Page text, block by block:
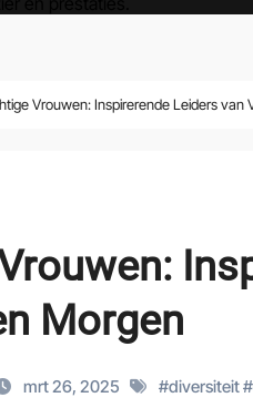
Vrouwen: Inspirerende Leiders van
Morgen
mrt 26, 2025 #diversiteit#